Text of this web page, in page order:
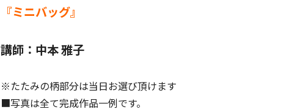
『ミニバッグ』
講師：中本 雅子
※たたみの柄部分は当日お選び頂けます
■写真は全て完成作品一例です。